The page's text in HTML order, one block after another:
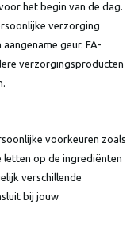
het begin van de dag.
verzorging
geur. FA-
verzorgingsproducten
voorkeuren zoals
letten op de ingrediënten
verschillende
bij jouw